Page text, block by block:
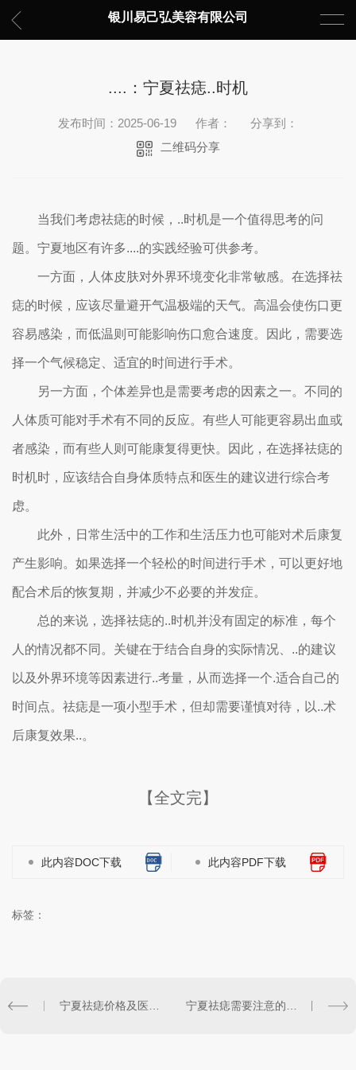
银川易己弘美容有限公司
....：宁夏祛痣..时机
发布时间：2025-06-19 作者：
分享到：
二维码分享
当我们考虑祛痣的时候，..时机是一个值得思考的问
题。宁夏地区有许多....的实践经验可供参考。
一方面，人体皮肤对外界环境变化非常敏感。在选择祛
痣的时候，应该尽量避开气温极端的天气。高温会使伤口更
容易感染，而低温则可能影响伤口愈合速度。因此，需要选
择一个气候稳定、适宜的时间进行手术。
另一方面，个体差异也是需要考虑的因素之一。不同的
人体质可能对手术有不同的反应。有些人可能更容易出血或
者感染，而有些人则可能康复得更快。因此，在选择祛痣的
时机时，应该结合自身体质特点和医生的建议进行综合考
虑。
此外，日常生活中的工作和生活压力也可能对术后康复
产生影响。如果选择一个轻松的时间进行手术，可以更好地
配合术后的恢复期，并减少不必要的并发症。
总的来说，选择祛痣的..时机并没有固定的标准，每个
人的情况都不同。关键在于结合自身的实际情况、..的建议
以及外界环境等因素进行..考量，从而选择一个.适合自己的
时间点。祛痣是一项小型手术，但却需要谨慎对待，以..术
后康复效果..。
【全文完】
此内容DOC下载 此内容PDF下载
标签：